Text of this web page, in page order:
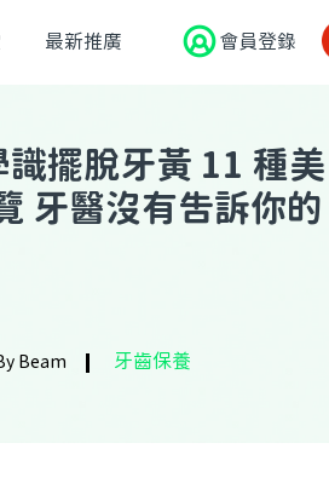
最新推廣 會員登錄
識擺脫牙黃 11 種美
牙醫沒有告訴你的
Beam 牙齒保養